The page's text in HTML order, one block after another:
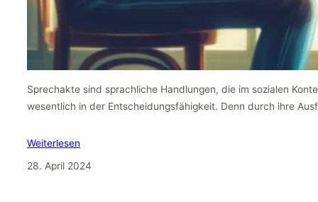
Sprechakte sind sprachliche Handlungen, die im sozialen
wesentlich in der Entscheidungsfähigkeit. Denn durch ihre
Weiterlesen
28. April 2024